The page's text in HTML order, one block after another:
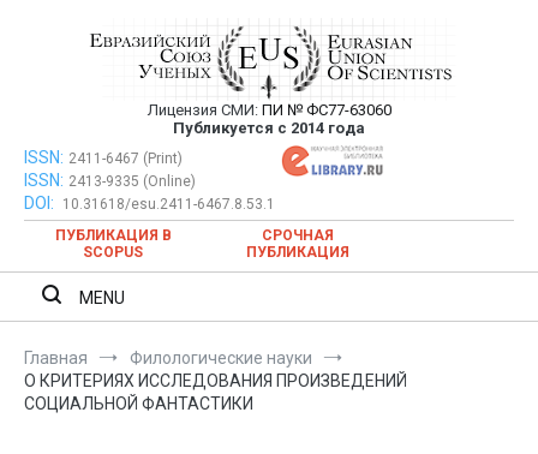
Евразийский Союз Ученых —
публикация научных статей в
ежемесячном научном журнале
Лицензия СМИ: ПИ № ФС77-63060
Публикуется с 2014 года
Евразийский Союз Ученых — публикация научных статей в
ежемесячном научном журнале
ISSN: 2411-6467 (Print)
ISSN: 2413-9335 (Online)
DOI:
10.31618/esu.2411-6467.8.53.1
ПУБЛИКАЦИЯ В
SCOPUS
СРОЧНАЯ
ПУБЛИКАЦИЯ
MENU
Главная
Филологические науки
О КРИТЕРИЯХ ИССЛЕДОВАНИЯ ПРОИЗВЕДЕНИЙ
СОЦИАЛЬНОЙ ФАНТАСТИКИ